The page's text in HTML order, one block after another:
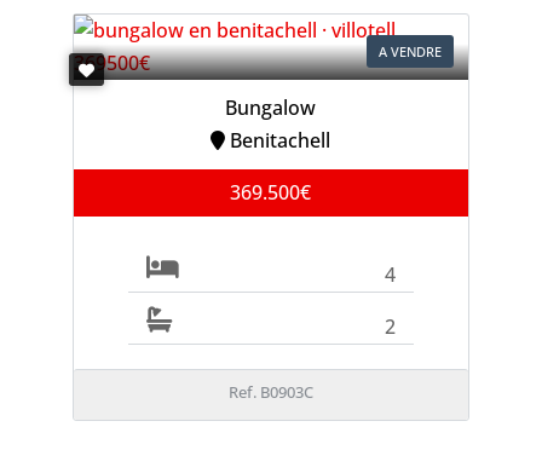
A VENDRE
Bungalow
Benitachell
369.500€
4
2
Ref. B0903C